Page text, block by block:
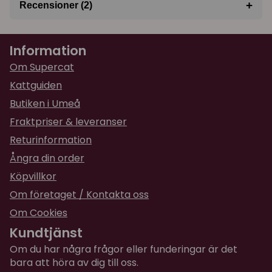
Recensioner (2) +
Johanna
för 2 år sedan
★★★★★
Gick sönder efter 5 minuter och fick skruva isär
den i ett försök att laga (lyckades). Batterierna
som medföljer räckte till max 20 min av lek.
Lukman
för 2 år sedan
Jag själv tycker inte så mycket, men båda
tjejerna här hemma älskade det
Information
Om Supercat
Kattguiden
Butiken i Umeå
Fraktpriser & leveranser
Returinformation
Ångra din order
Köpvillkor
Om företaget / Kontakta oss
Om Cookies
Kundtjänst
Om du har några frågor eller funderingar är det
bara att höra av dig till oss.